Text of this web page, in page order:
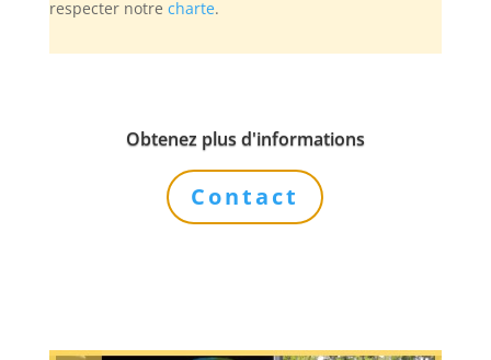
respecter notre charte.
Obtenez plus d'informations
Contact